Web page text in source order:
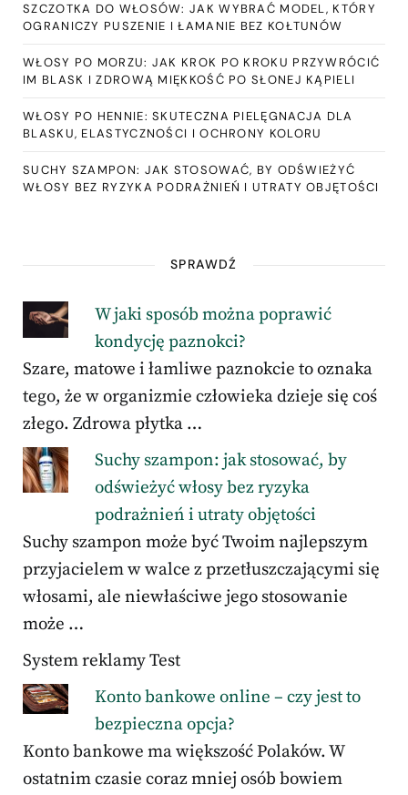
SZCZOTKA DO WŁOSÓW: JAK WYBRAĆ MODEL, KTÓRY
OGRANICZY PUSZENIE I ŁAMANIE BEZ KOŁTUNÓW
WŁOSY PO MORZU: JAK KROK PO KROKU PRZYWRÓCIĆ
IM BLASK I ZDROWĄ MIĘKKOŚĆ PO SŁONEJ KĄPIELI
WŁOSY PO HENNIE: SKUTECZNA PIELĘGNACJA DLA
BLASKU, ELASTYCZNOŚCI I OCHRONY KOLORU
SUCHY SZAMPON: JAK STOSOWAĆ, BY ODŚWIEŻYĆ
WŁOSY BEZ RYZYKA PODRAŻNIEŃ I UTRATY OBJĘTOŚCI
SPRAWDŹ
W jaki sposób można poprawić
kondycję paznokci?
Szare, matowe i łamliwe paznokcie to oznaka
tego, że w organizmie człowieka dzieje się coś
złego. Zdrowa płytka …
Suchy szampon: jak stosować, by
odświeżyć włosy bez ryzyka
podrażnień i utraty objętości
Suchy szampon może być Twoim najlepszym
przyjacielem w walce z przetłuszczającymi się
włosami, ale niewłaściwe jego stosowanie
może …
System reklamy Test
Konto bankowe online – czy jest to
bezpieczna opcja?
Konto bankowe ma większość Polaków. W
ostatnim czasie coraz mniej osób bowiem